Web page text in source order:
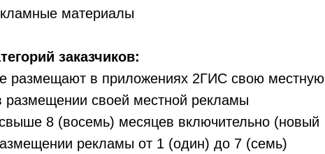
материалы
заказчиков:
размещают в приложениях 2ГИС свою местную
размещении своей местной рекламы
8 (восемь) месяцев включительно (новый
рекламы от 1 (один) до 7 (семь)